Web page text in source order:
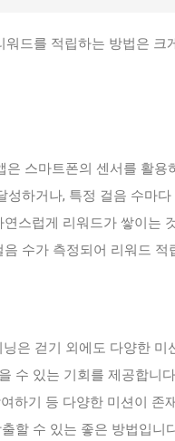
드를 적립하는 방법은 크
스마트폰의 센서를 활용
하거나, 특정 걸음 수마
스럽게 리워드가 쌓이는
수가 측정되어 리워드 적
은 걷기 외에도 다양한 미
수 있는 기회를 제공합니
하기 등 다양한 미션이 존
할 수 있는 좋은 방법입니